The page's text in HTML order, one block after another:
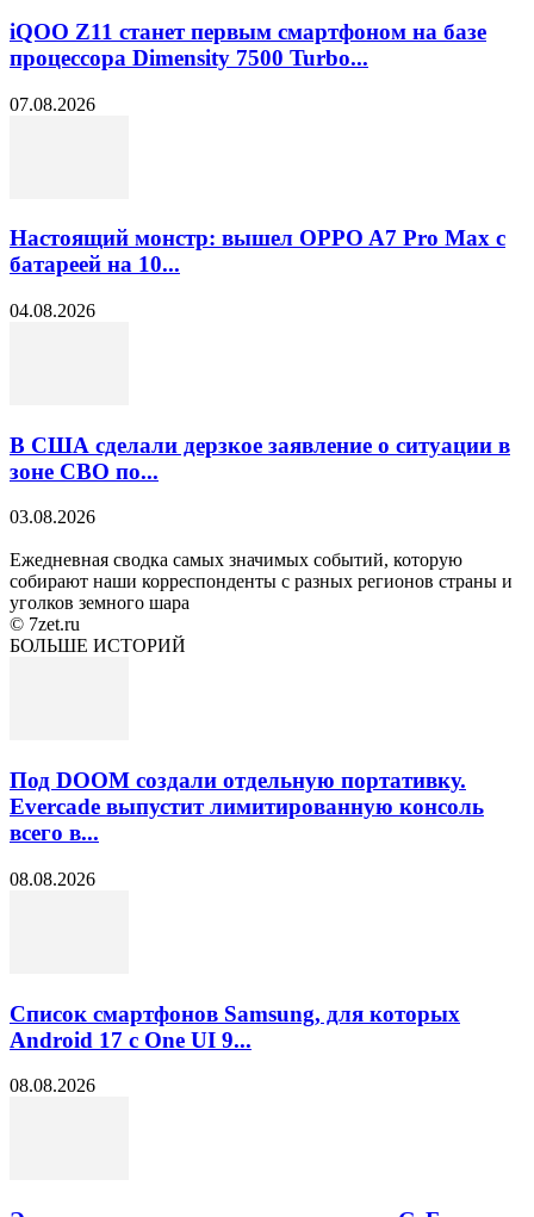
iQOO Z11 станет первым смартфоном на базе
процессора Dimensity 7500 Turbo...
07.08.2026
Настоящий монстр: вышел OPPO A7 Pro Max с
батареей на 10...
04.08.2026
В США сделали дерзкое заявление о ситуации в
зоне СВО по...
03.08.2026
Ежедневная сводка самых значимых событий, которую
собирают наши корреспонденты с разных регионов страны и
уголков земного шара
© 7zet.ru
БОЛЬШЕ ИСТОРИЙ
Под DOOM создали отдельную портативку.
Evercade выпустит лимитированную консоль
всего в...
08.08.2026
Список смартфонов Samsung, для которых
Android 17 с One UI 9...
08.08.2026